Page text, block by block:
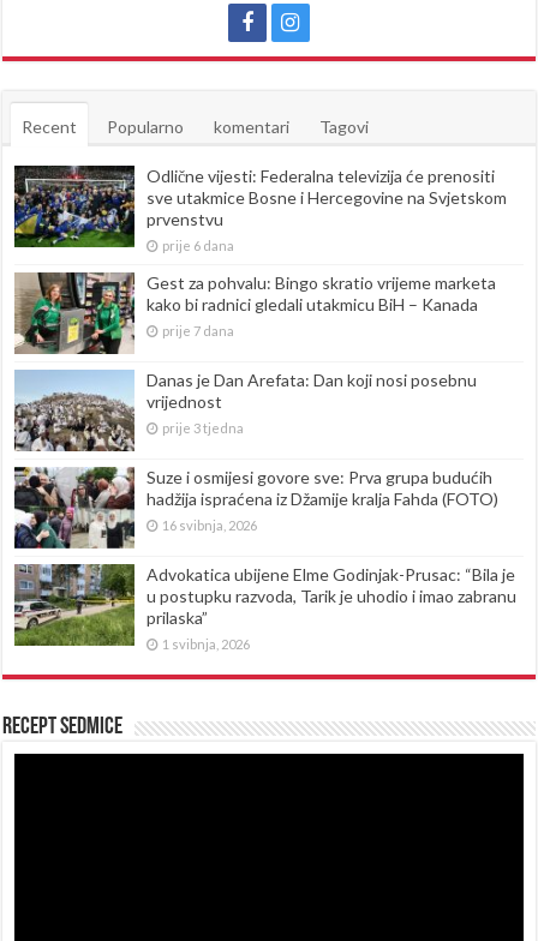
Recent Popularno komentari Tagovi
Odlične vijesti: Federalna televizija će prenositi
sve utakmice Bosne i Hercegovine na Svjetskom
prvenstvu
prije 6 dana
Gest za pohvalu: Bingo skratio vrijeme marketa
kako bi radnici gledali utakmicu BiH – Kanada
prije 7 dana
Danas je Dan Arefata: Dan koji nosi posebnu
vrijednost
prije 3 tjedna
Suze i osmijesi govore sve: Prva grupa budućih
hadžija ispraćena iz Džamije kralja Fahda (FOTO)
16 svibnja, 2026
Advokatica ubijene Elme Godinjak-Prusac: “Bila je
u postupku razvoda, Tarik je uhodio i imao zabranu
prilaska”
1 svibnja, 2026
Recept sedmice